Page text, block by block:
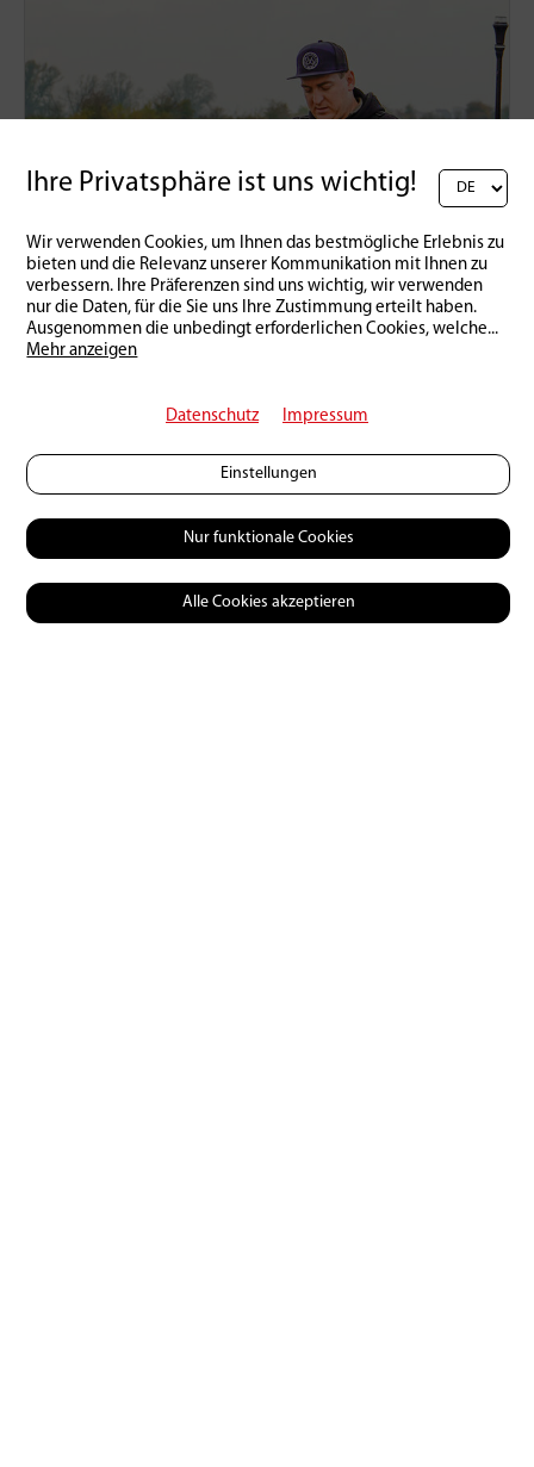
Praxis
16 | 02 | 2026 0 3629
Ihre Privatsphäre ist uns wichtig!
Wir verwenden Cookies, um Ihnen das bestmögliche Erlebnis zu
bieten und die Relevanz unserer Kommunikation mit Ihnen zu
verbessern. Ihre Präferenzen sind uns wichtig, wir verwenden
nur die Daten, für die Sie uns Ihre Zustimmung erteilt haben.
Ausgenommen die unbedingt erforderlichen Cookies, welche...
Mehr anzeigen
Datenschutz Impressum
Einstellungen
Nur funktionale Cookies
Alle Cookies akzeptieren